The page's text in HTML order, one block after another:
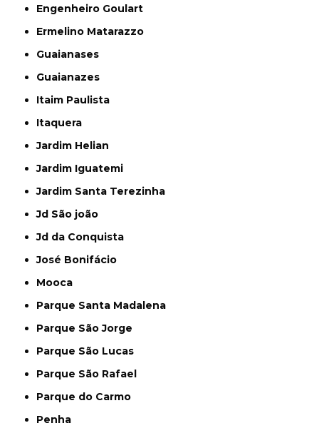
Engenheiro Goulart
Ermelino Matarazzo
Guaianases
Guaianazes
Itaim Paulista
Itaquera
Jardim Helian
Jardim Iguatemi
Jardim Santa Terezinha
Jd São joão
Jd da Conquista
José Bonifácio
Mooca
Parque Santa Madalena
Parque São Jorge
Parque São Lucas
Parque São Rafael
Parque do Carmo
Penha